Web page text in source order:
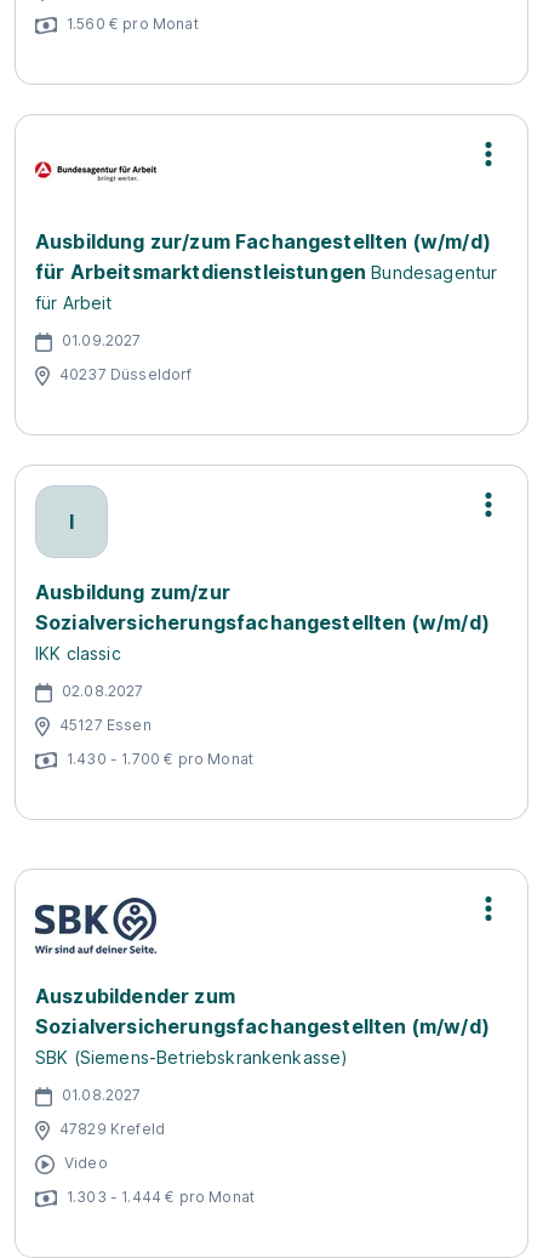
1.560 € pro Monat
Ausbildung zur/zum Fachangestellten (w/m/d)
für Arbeitsmarktdienstleistungen Bundesagentur
für Arbeit
01.09.2027
40237 Düsseldorf
I
Ausbildung zum/zur
Sozialversicherungsfachangestellten (w/m/d)
IKK classic
02.08.2027
45127 Essen
1.430 - 1.700 € pro Monat
Auszubildender zum
Sozialversicherungsfachangestellten (m/w/d)
SBK (Siemens-Betriebskrankenkasse)
01.08.2027
47829 Krefeld
Video
1.303 - 1.444 € pro Monat